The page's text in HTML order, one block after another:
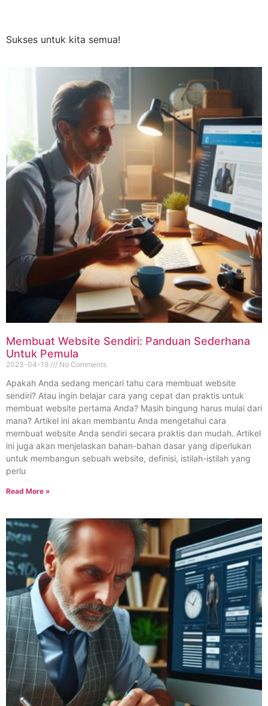
Sukses untuk kita semua!
Membuat Website Sendiri: Panduan Sederhana
Untuk Pemula
2023-04-19 No Comments
Apakah Anda sedang mencari tahu cara membuat website
sendiri? Atau ingin belajar cara yang cepat dan praktis untuk
membuat website pertama Anda? Masih bingung harus mulai dari
mana? Artikel ini akan membantu Anda mengetahui cara
membuat website Anda sendiri secara praktis dan mudah. Artikel
ini juga akan menjelaskan bahan-bahan dasar yang diperlukan
untuk membangun sebuah website, definisi, istilah-istilah yang
perlu
Read More »